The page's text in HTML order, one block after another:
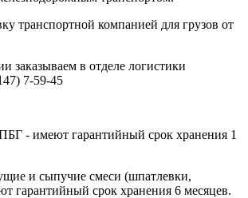
транспортной компанией для грузов от
заказываем в отделе логистики
7-59-45
- имеют гарантийный срок хранения 1
и сыпучие смеси (шпатлевки,
гарантийный срок хранения 6 месяцев.